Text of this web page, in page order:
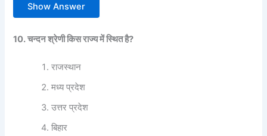
Show Answer
10. चन्दन श्रेणी किस राज्य में स्थित है?
राजस्थान
मध्य प्रदेश
उत्तर प्रदेश
बिहार